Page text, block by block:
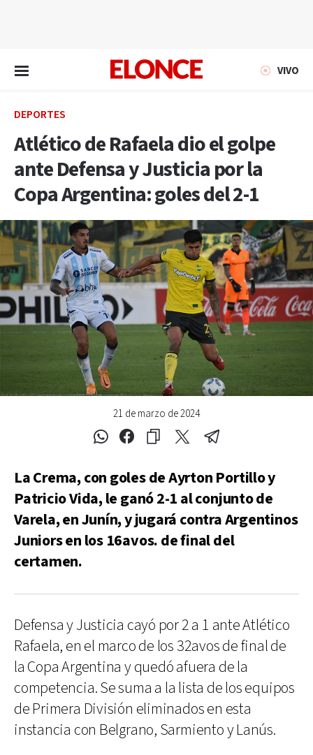
VIVO
DEPORTES
Atlético de Rafaela dio el golpe
ante Defensa y Justicia por la
Copa Argentina: goles del 2-1
21 de marzo de 2024
La Crema, con goles de Ayrton Portillo y
Patricio Vida, le ganó 2-1 al conjunto de
Varela, en Junín, y jugará contra Argentinos
Juniors en los 16avos. de final del
certamen.
Defensa y Justicia cayó por 2 a 1 ante Atlético
Rafaela, en el marco de los 32avos de final de
la Copa Argentina y quedó afuera de la
competencia. Se suma a la lista de los equipos
de Primera División eliminados en esta
instancia con Belgrano, Sarmiento y Lanús.